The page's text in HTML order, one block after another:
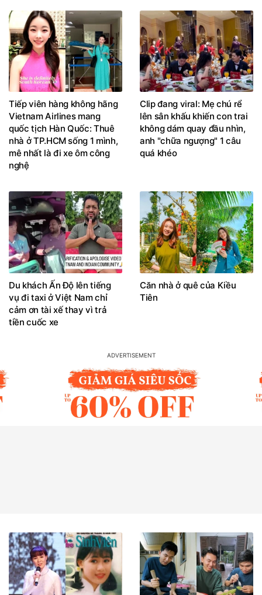
Tiếp viên hàng không hãng
Vietnam Airlines mang
quốc tịch Hàn Quốc: Thuê
nhà ở TP.HCM sống 1 mình,
mê nhất là đi xe ôm công
nghệ
Clip đang viral: Mẹ chú rể
lên sân khấu khiến con trai
không dám quay đầu nhìn,
anh "chữa ngượng" 1 câu
quá khéo
Du khách Ấn Độ lên tiếng
vụ đi taxi ở Việt Nam chỉ
cảm ơn tài xế thay vì trả
tiền cuốc xe
Căn nhà ở quê của Kiều
Tiên